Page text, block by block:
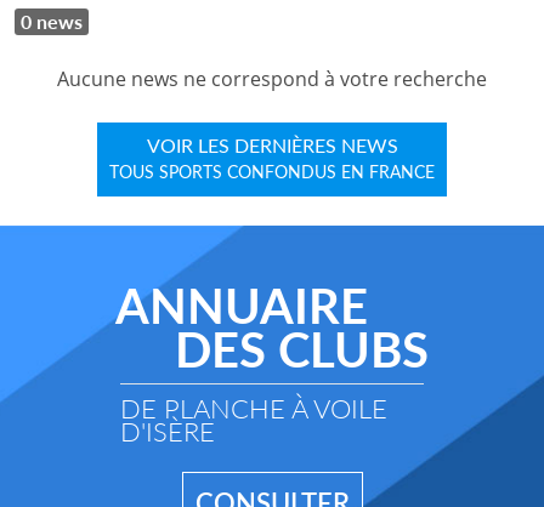
0 news
Aucune news ne correspond à votre recherche
VOIR LES DERNIÈRES NEWS
TOUS SPORTS CONFONDUS EN FRANCE
ANNUAIRE
DES CLUBS
DE PLANCHE À VOILE
D'ISÈRE